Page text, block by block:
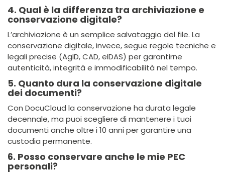
4. Qual è la differenza tra archiviazione e
conservazione digitale?
L’archiviazione è un semplice salvataggio del file. La
conservazione digitale, invece, segue regole tecniche e
legali precise (AgID, CAD, eIDAS) per garantirne
autenticità, integrità e immodificabilità nel tempo.
5. Quanto dura la conservazione digitale
dei documenti?
Con DocuCloud la conservazione ha durata legale
decennale, ma puoi scegliere di mantenere i tuoi
documenti anche oltre i 10 anni per garantire una
custodia permanente.
6. Posso conservare anche le mie PEC
personali?